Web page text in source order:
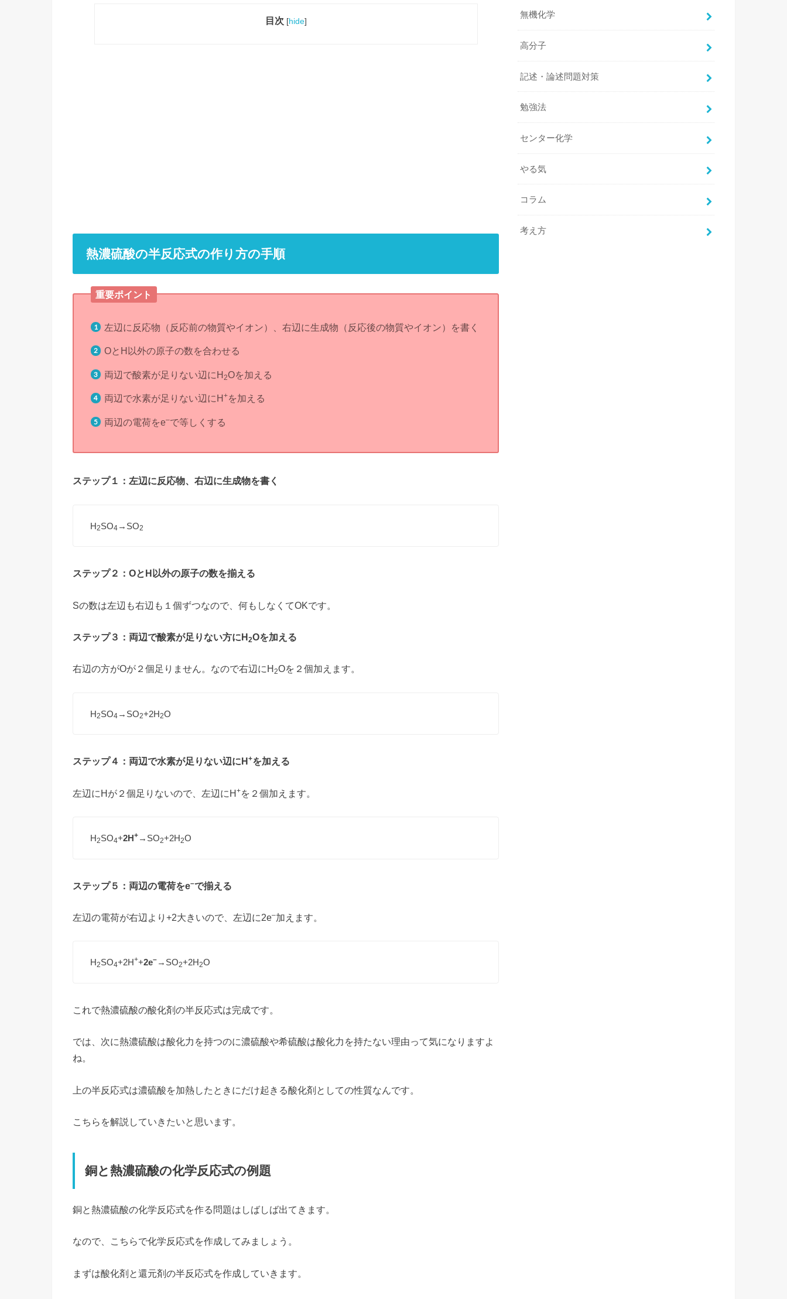
目次 [hide]
熱濃硫酸の半反応式の作り方の手順
重要ポイント
左辺に反応物（反応前の物質やイオン）、右辺に生成物（反応後の物質やイオン）を書く
OとH以外の原子の数を合わせる
両辺で酸素が足りない辺にH2Oを加える
両辺で水素が足りない辺にH+を加える
両辺の電荷をe–で等しくする
ステップ１：左辺に反応物、右辺に生成物を書く
H2SO4 →SO2
ステップ２：OとH以外の原子の数を揃える
Sの数は左辺も右辺も１個ずつなので、何もしなくてOKです。
ステップ３：両辺で酸素が足りない方にH2Oを加える
右辺の方がOが２個足りません。なので右辺にH 2Oを２個加えます。
H2SO4 →SO2+2H2O
ステップ４：両辺で水素が足りない辺にH +を加える
左辺にHが２個足りないので、左辺にH+を２個加えます。
H2SO4+2H+ →SO2+2H2O
ステップ５：両辺の電荷をe–で揃える
左辺の電荷が右辺より+2大きいので、左辺に2e–加えます。
H2SO4+2H++2e– →SO2+2H2O
これで熱濃硫酸の酸化剤の半反応式は完成です。
では、次に熱濃硫酸は酸化力を持つのに濃硫酸や希硫酸は酸化力を持たない理由って気になりますよ
ね。
上の半反応式は濃硫酸を加熱したときにだけ起きる酸化剤としての性質なんです。
こちらを解説していきたいと思います。
銅と熱濃硫酸の化学反応式の例題
銅と熱濃硫酸の化学反応式を作る問題はしばしば出てきます。
なので、こちらで化学反応式を作成してみましょう。
まずは酸化剤と還元剤の半反応式を作成していきます。
無機化学
高分子
記述・論述問題対策
勉強法
センター化学
やる気
コラム
考え方